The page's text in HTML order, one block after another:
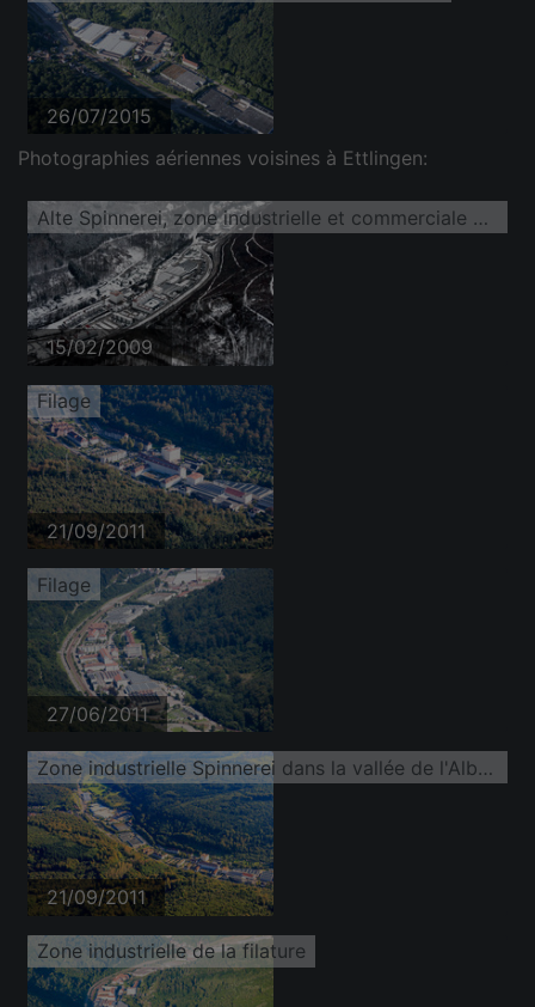
26/07/2015
Photographies aériennes voisines à Ettlingen:
Alte Spinnerei, zone industrielle et commerciale enneigée en hiver
15/02/2009
Filage
21/09/2011
Filage
27/06/2011
Zone industrielle Spinnerei dans la vallée de l'Albtal avec les logiciels Dachser Lager, Trigema, ETTLIN, Prosegur et PROMATIS
21/09/2011
Zone industrielle de la filature